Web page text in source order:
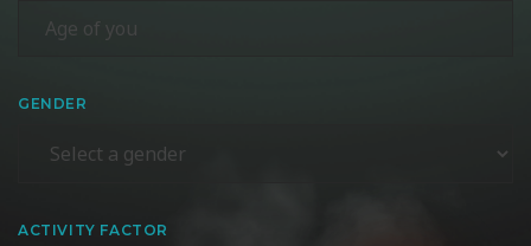
GENDER
ACTIVITY FACTOR